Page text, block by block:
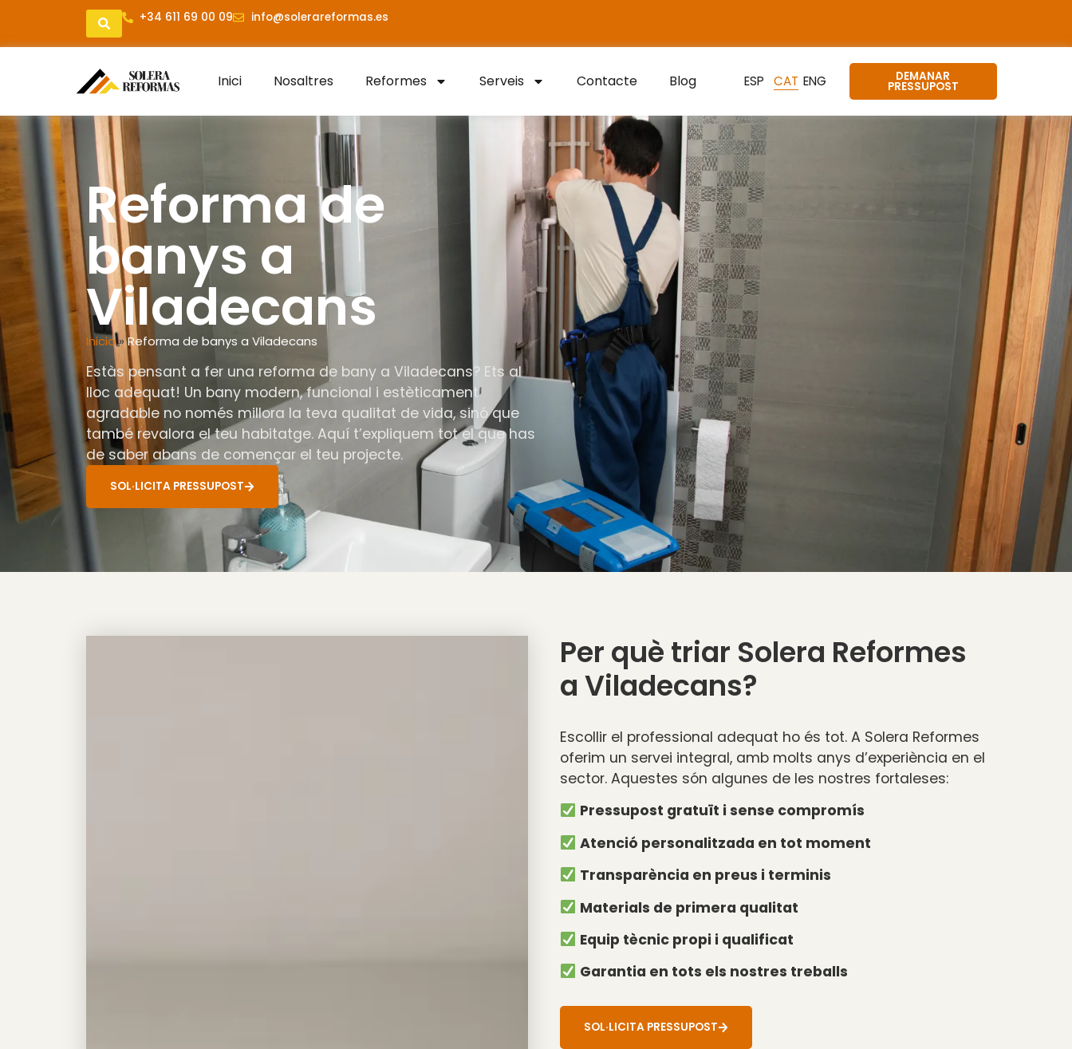
+34 611 69 00 09 info@solerareformas.es
Inici Nosaltres Reformes Serveis Contacte Blog DEMANAR
PRESSUPOST
Reforma de
banys a
Viladecans
Inicio»Reforma de banys a Viladecans
Estàs pensant a fer una reforma de bany a Viladecans? Ets al
lloc adequat! Un bany modern, funcional i estèticament
agradable no només millora la teva qualitat de vida, sinó que
també revalora el teu habitatge. Aquí t’expliquem tot el que has
de saber abans de començar el teu projecte.
SOL·LICITA PRESSUPOST
Per què triar Solera Reformes
a Viladecans?
Escollir el professional adequat ho és tot. A Solera Reformes
oferim un servei integral, amb molts anys d’experiència en el
sector. Aquestes són algunes de les nostres fortaleses:
Pressupost gratuït i sense compromís
Atenció personalitzada en tot moment
Transparència en preus i terminis
Materials de primera qualitat
Equip tècnic propi i qualificat
Garantia en tots els nostres treballs
SOL·LICITA PRESSUPOST